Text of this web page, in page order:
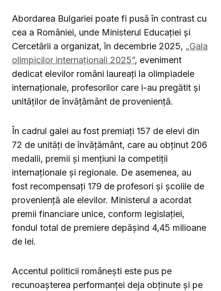
Abordarea Bulgariei poate fi pusă în contrast cu
cea a României, unde Ministerul Educației și
Cercetării a organizat, în decembrie 2025, „Gala
olimpicilor internaționali 2025”, eveniment
dedicat elevilor români laureați la olimpiadele
internaționale, profesorilor care i-au pregătit și
unităților de învățământ de proveniență.
În cadrul galei au fost premiați 157 de elevi din
72 de unități de învățământ, care au obținut 206
medalii, premii și mențiuni la competiții
internaționale și regionale. De asemenea, au
fost recompensați 179 de profesori și școlile de
proveniență ale elevilor. Ministerul a acordat
premii financiare unice, conform legislației,
fondul total de premiere depășind 4,45 milioane
de lei.
Accentul politicii românești este pus pe
recunoașterea performanței deja obținute și pe